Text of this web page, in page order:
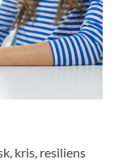
kris, resiliens